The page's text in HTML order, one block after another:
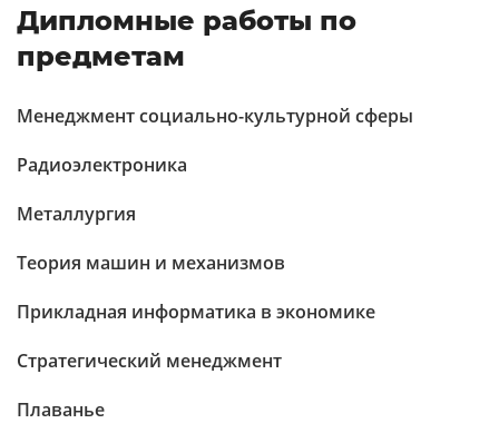
Дипломные работы по
предметам
Менеджмент социально-культурной сферы
Радиоэлектроника
Металлургия
Теория машин и механизмов
Прикладная информатика в экономике
Стратегический менеджмент
Плаванье